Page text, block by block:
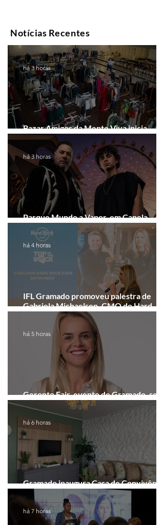
Notícias Recentes
Bazar Amigos da Mente Viva inicia
arrecadação em Gramado e Canela
há 3 horas
Parque Mundo a Vapor, em Canela,
recebe festival eletrônico em agosto
há 3 horas
IFL Gramado promoveu palestra de
Gabriela Michaelsen, CMO do Hard
Rock Cafe Gramado
há 4 horas
Geronto Fair, evento de Gramado, será
realizada em formato digital
há 5 horas
Gramado inaugura Casa de Convivência
dedicada às mulheres
há 6 horas
há 7 horas